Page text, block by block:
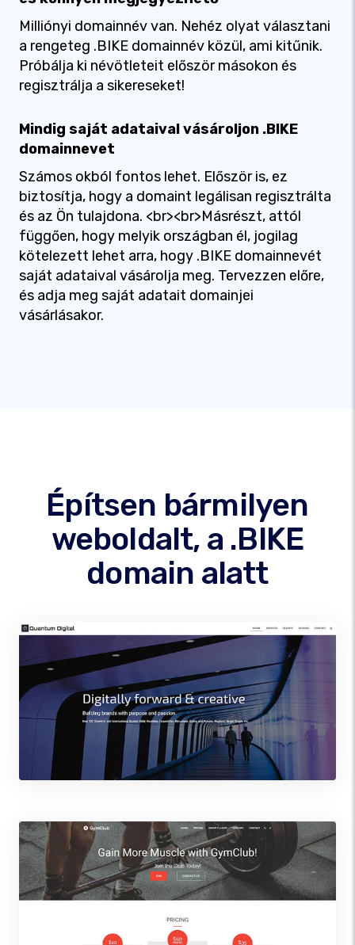
Milliónyi domainnév van. Nehéz olyat választani
a rengeteg .BIKE domainnév közül, ami kitűnik.
Próbálja ki névötleteit először másokon és
regisztrálja a sikereseket!
Mindig saját adataival vásároljon .BIKE
domainnevet
Számos okból fontos lehet. Először is, ez
biztosítja, hogy a domaint legálisan regisztrálta
és az Ön tulajdona. <br><br>Másrészt, attól
függően, hogy melyik országban él, jogilag
kötelezett lehet arra, hogy .BIKE domainnevét
saját adataival vásárolja meg. Tervezzen előre,
és adja meg saját adatait domainjei
vásárlásakor.
Építsen bármilyen
weboldalt, a .BIKE
domain alatt